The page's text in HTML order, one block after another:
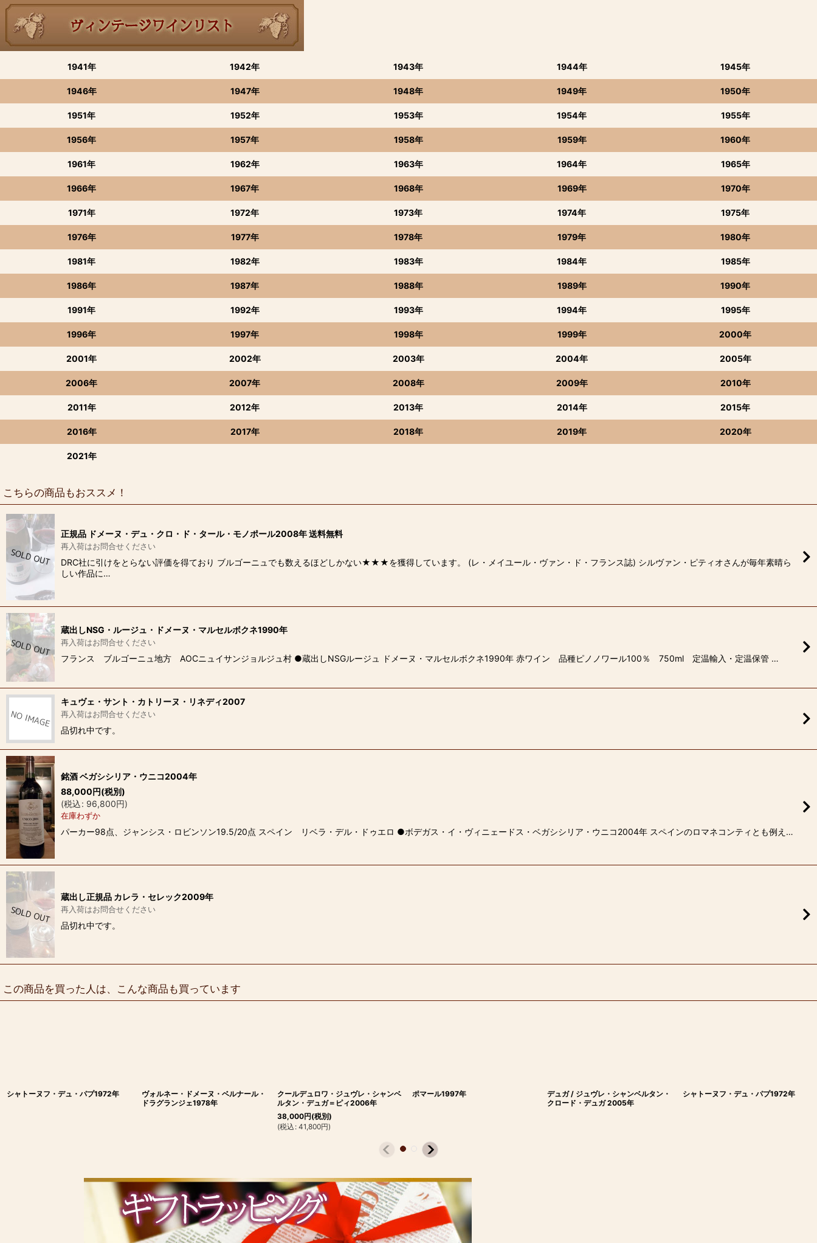
1941年 1942年 1943年 1944年 1945年
1946年 1947年 1948年 1949年 1950年
1951年 1952年 1953年 1954年 1955年
1956年 1957年 1958年 1959年 1960年
1961年 1962年 1963年 1964年 1965年
1966年 1967年 1968年 1969年 1970年
1971年 1972年 1973年 1974年 1975年
1976年 1977年 1978年 1979年 1980年
1981年 1982年 1983年 1984年 1985年
1986年 1987年 1988年 1989年 1990年
1991年 1992年 1993年 1994年 1995年
1996年 1997年 1998年 1999年 2000年
2001年 2002年 2003年 2004年 2005年
2006年 2007年 2008年 2009年 2010年
2011年 2012年 2013年 2014年 2015年
2016年 2017年 2018年 2019年 2020年
2021年
こちらの商品もおススメ！
正規品 ドメーヌ・デュ・クロ・ド・タール・モノポール2008年 送料無料
再入荷はお問合せください
DRC社に引けをとらない評価を得ており ブルゴーニュでも数えるほどしかない★★★を獲得しています。 (レ・メイユール・ヴァン・ド・フランス誌) シルヴァン・ピティオさんが毎年素晴ら
しい作品に…
蔵出しNSG・ルージュ・ドメーヌ・マルセルボクネ1990年
再入荷はお問合せください
フランス ブルゴーニュ地方 AOCニュイサンジョルジュ村 ●蔵出しNSGルージュ ドメーヌ・マルセルボクネ1990年 赤ワイン 品種ピノノワール100％ 750ml 定温輸入・定温保管 …
キュヴェ・サント・カトリーヌ・リネディ2007
再入荷はお問合せください
品切れ中です。
銘酒 ベガシシリア・ウニコ2004年
88,000円(税別)
(税込: 96,800円)
在庫わずか
パーカー98点、ジャンシス・ロビンソン19.5/20点 スペイン リベラ・デル・ドゥエロ ●ボデガス・イ・ヴィニェードス・ベガシシリア・ウニコ2004年 スペインのロマネコンティとも例え…
蔵出し正規品 カレラ・セレック2009年
再入荷はお問合せください
品切れ中です。
この商品を買った人は、こんな商品も買っています
シャトーヌフ・デュ・パプ1972年
ヴォルネー・ドメーヌ・ベルナール・
ドラグランジェ1978年
クールデュロワ・ジュヴレ・シャンベ
ルタン・デュガ＝ピィ2006年
38,000円(税別)
(税込 : 41,800円)
ポマール1997年
デュガ / ジュヴレ・シャンベルタン・
クロード・デュガ 2005年
シャトーヌフ・デュ・パプ1972年